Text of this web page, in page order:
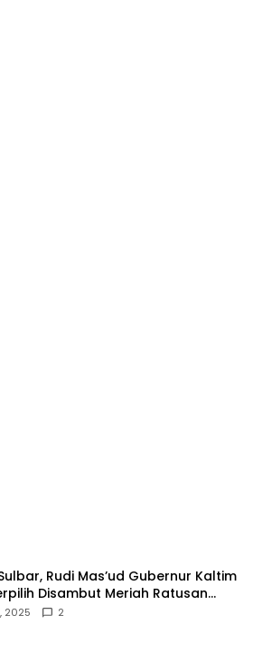
Rudi Mas’ud Gubernur Kaltim
Disambut Meriah Ratusan
2025 2